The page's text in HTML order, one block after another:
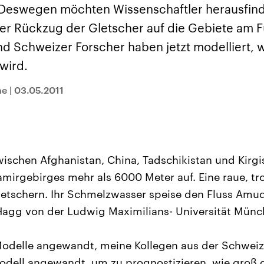
gehören die
Einfluss auf das
Der Überfall der
Terrororganisation
auf Israel hat in der
Der Iran – seit der
1979 auch
von einem
möchten Wissenschaftler
Rückzug der Gletscher auf die Gebiete am
Schweizer Forscher haben jetzt modelliert,
| 03.05.2011
Afghanistan, China, Tadschikistan und
mehr als 6000 Meter auf. Eine raue,
Ihr Schmelzwasser speise den Fluss
von der Ludwig Maximilians- Universität
angewandt, meine Kollegen aus der